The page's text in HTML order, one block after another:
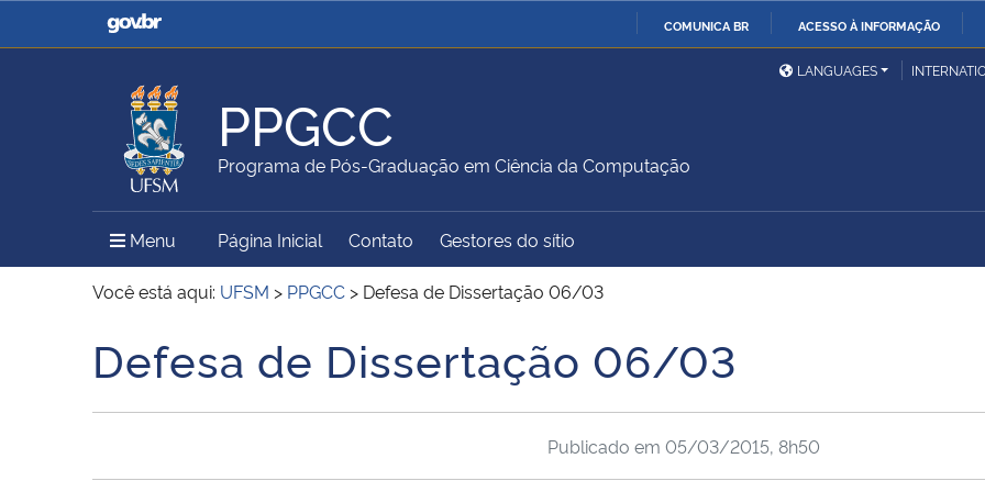
COMUNICA BR ACESSO À INFORMAÇÃO
Casa Civil
Ministério da Justiça e
Ministério da Defesa
Ministério das Relações
Exteriores
Ministério da Agricultura,
Pecuária e Abastecimento
Ministério da Educação
Ministério do Meio Ambiente Ministério do Turismo
Ministério do
Desenvolvimento Regional
Secretaria de Governo
Gabinete de Segurança
Advocacia-Geral da União
LANGUAGES
PPGCC
Programa de Pós-Graduação em Ciência da Computação
Menu Menu Principal do Sítio
Página Inicial Contato Gestores do sítio
Você está aqui: UFSM > PPGCC > Defesa de Dissertação 06/03
Início do conteúdo
Defesa de Dissertação 06/03
Publicado em 05/03/2015, 8h50